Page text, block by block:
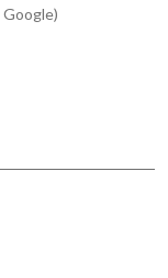
Google)